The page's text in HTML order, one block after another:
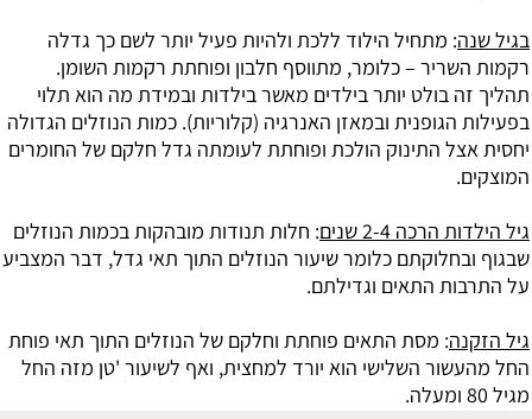
בגיל שנה: מתחיל הילוד ללכת ולהיות פעיל יותר לשם כך גדלה
רקמות השריר – כלומר, מתווסף חלבון ופוחתת רקמות השומן.
תהליך זה בולט יותר בילדים מאשר בילדות ובמידת מה הוא תלוי
בפעילות הגופנית ובמאזן האנרגיה (קלוריות). כמות הנוזלים הגדולה
יחסית אצל התינוק הולכת ופוחתת לעומתה גדל חלקם של החומרים
המוצקים.
גיל הילדות הרכה 2-4 שנים
: חלות תנודות מובהקות בכמות הנוזלים
שבגוף ובחלוקתם כלומר שיעור הנוזלים התוך תאי גדל, דבר המצביע
על התרבות התאים וגדילתם.
גיל הזקנה: מסת התאים פוחתת וחלקם של הנוזלים התוך תאי פוחת
החל מהעשור השלישי הוא יורד למחצית, ואף לשיעור 'טן מזה החל
מגיל 80 ומעלה.